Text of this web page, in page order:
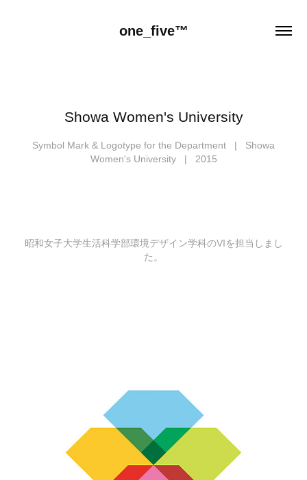
one_five™
Showa Women's University
Symbol Mark & Logotype for the Department | Showa
Women's University | 2015
昭和女子大学生活科学部環境デザイン学科のVIを担当しまし
た。